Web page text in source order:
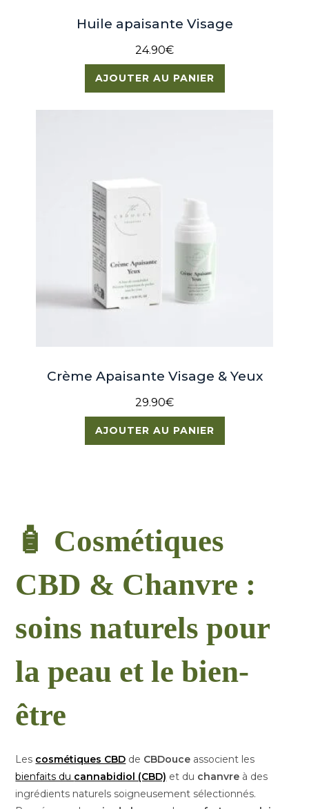
Huile apaisante Visage
24.90€
AJOUTER AU PANIER
Crème Apaisante Visage & Yeux
29.90€
AJOUTER AU PANIER
🧴 Cosmétiques
CBD & Chanvre :
soins naturels pour
la peau et le bien-
être
Les cosmétiques CBD de CBDouce associent les
bienfaits du cannabidiol (CBD) et du chanvre à des
ingrédients naturels soigneusement sélectionnés.